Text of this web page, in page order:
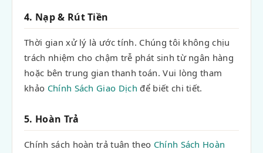
4. Nạp & Rút Tiền
Thời gian xử lý là ước tính. Chúng tôi không chịu
trách nhiệm cho chậm trễ phát sinh từ ngân hàng
hoặc bên trung gian thanh toán. Vui lòng tham
khảo Chính Sách Giao Dịch để biết chi tiết.
5. Hoàn Trả
Chính sách hoàn trả tuân theo Chính Sách Hoàn